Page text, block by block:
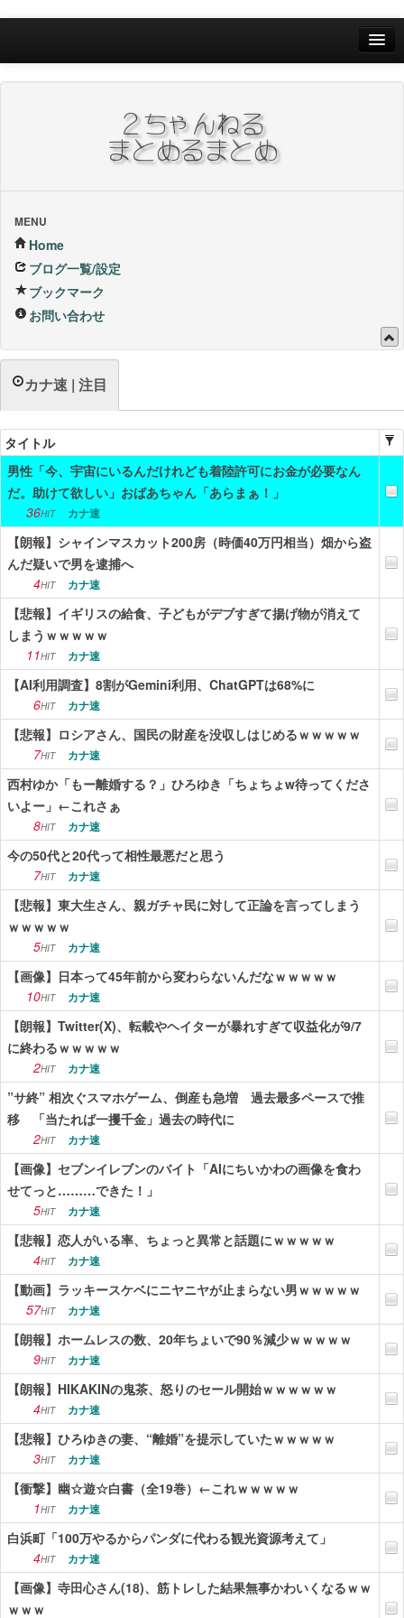
Home
ブックマーク
24Hランキング
昨日のランキング
1週間内ランキング
1ヶ月内ランキング
ニュース
エンタメ
スポーツ
漫画・アニメ
ゲーム
Vtuber
趣味
生活
アダルト
その他
RSS配信一覧
MENU
Home
ブログ一覧/設定
ブックマーク
お問い合わせ
カナ速 | 注目
タイトル
男性「今、宇宙にいるんだけれども着陸許可にお金が必要なん
だ。助けて欲しい」おばあちゃん「あらまぁ！」
36HIT カナ速
【朗報】シャインマスカット200房（時価40万円相当）畑から盗
んだ疑いで男を逮捕へ
4HIT カナ速
【悲報】イギリスの給食、子どもがデブすぎて揚げ物が消えて
しまうｗｗｗｗｗ
11HIT カナ速
【AI利用調査】8割がGemini利用、ChatGPTは68%に
6HIT カナ速
【悲報】ロシアさん、国民の財産を没収しはじめるｗｗｗｗｗ
7HIT カナ速
西村ゆか「もー離婚する？」ひろゆき「ちょちょw待ってくださ
いよー」←これさぁ
8HIT カナ速
今の50代と20代って相性最悪だと思う
7HIT カナ速
【悲報】東大生さん、親ガチャ民に対して正論を言ってしまう
ｗｗｗｗｗ
5HIT カナ速
【画像】日本って45年前から変わらないんだなｗｗｗｗｗ
10HIT カナ速
【朗報】Twitter(X)、転載やヘイターが暴れすぎて収益化が9/7
に終わるｗｗｗｗｗ
2HIT カナ速
”サ終” 相次ぐスマホゲーム、倒産も急増 過去最多ペースで推
移 「当たれば一攫千金」過去の時代に
2HIT カナ速
【画像】セブンイレブンのバイト「AIにちいかわの画像を食わ
せてっと………できた！」
5HIT カナ速
【悲報】恋人がいる率、ちょっと異常と話題にｗｗｗｗｗ
4HIT カナ速
【動画】ラッキースケベにニヤニヤが止まらない男ｗｗｗｗｗ
57HIT カナ速
【朗報】ホームレスの数、20年ちょいで90％減少ｗｗｗｗｗ
9HIT カナ速
【朗報】HIKAKINの鬼茶、怒りのセール開始ｗｗｗｗｗｗ
4HIT カナ速
【悲報】ひろゆきの妻、“離婚”を提示していたｗｗｗｗｗ
3HIT カナ速
【衝撃】幽☆遊☆白書（全19巻）←これｗｗｗｗｗ
1HIT カナ速
白浜町「100万やるからパンダに代わる観光資源考えて」
4HIT カナ速
【画像】寺田心さん(18)、筋トレした結果無事かわいくなるｗｗ
ｗｗｗ